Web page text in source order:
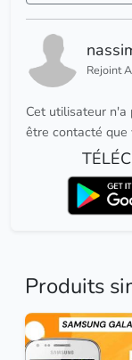
Rejoint
Cet utilisateur n'a
être contacté que
Produits